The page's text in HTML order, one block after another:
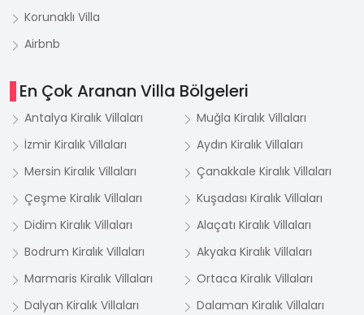
Korunaklı Villa
Airbnb
En Çok Aranan Villa Bölgeleri
Antalya Kiralık Villaları
Muğla Kiralık Villaları
İzmir Kiralık Villaları
Aydın Kiralık Villaları
Mersin Kiralık Villaları
Çanakkale Kiralık Villaları
Çeşme Kiralık Villaları
Kuşadası Kiralık Villaları
Didim Kiralık Villaları
Alaçatı Kiralık Villaları
Bodrum Kiralık Villaları
Akyaka Kiralık Villaları
Marmaris Kiralık Villaları
Ortaca Kiralık Villaları
Dalyan Kiralık Villaları
Dalaman Kiralık Villaları